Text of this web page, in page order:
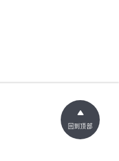
回到顶部